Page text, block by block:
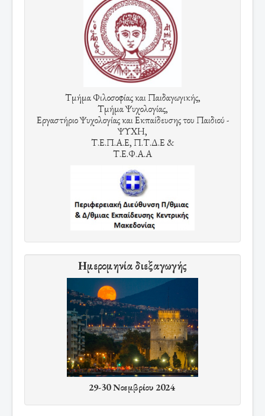
Τμήμα Φιλοσοφίας και Παιδαγωγικής,
Τμήμα Ψυχολογίας,
Εργαστήριο Ψυχολογίας και Εκπαίδευσης του Παιδιού -
ΨΥΧΗ,
Τ.Ε.Π.Α.Ε, Π.Τ.Δ.Ε &
Τ.Ε.Φ.Α.Α
Ημερομηνία διεξαγωγής
29-30 Νοεμβρίου 2024